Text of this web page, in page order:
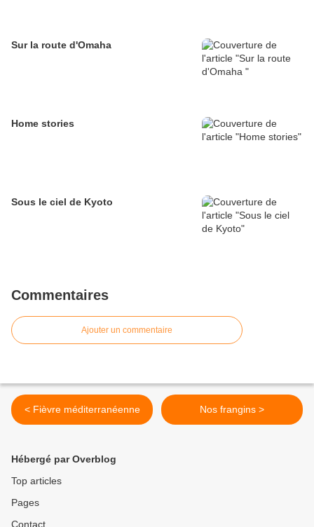
Sur la route d'Omaha
Home stories
Sous le ciel de Kyoto
Commentaires
Ajouter un commentaire
< Fièvre méditerranéenne Nos frangins >
Hébergé par Overblog
Top articles
Pages
Contact